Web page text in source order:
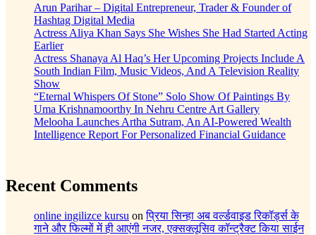
Arun Parihar – Digital Entrepreneur, Trader & Founder of
Hashtag Digital Media
Actress Aliya Khan Says She Wishes She Had Started Acting
Earlier
Actress Shanaya Al Haq’s Her Upcoming Projects Include A
South Indian Film, Music Videos, And A Television Reality
Show
“Eternal Whispers Of Stone” Solo Show Of Paintings By
Uma Krishnamoorthy In Nehru Centre Art Gallery
Melooha Launches Artha Sutram, An AI-Powered Wealth
Intelligence Report For Personalized Financial Guidance
Recent Comments
online ingilizce kursu onप्रिया सिन्हा अब वर्ल्डवाइड रिकॉर्ड्स के
गाने और फिल्मों में ही आएंगी नजर, एक्सक्लूसिव कॉन्ट्रैक्ट किया साईन